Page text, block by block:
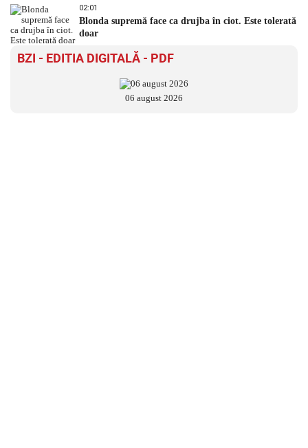
02:01
Blonda supremă face ca drujba în ciot. Este tolerată
doar
BZI - EDITIA DIGITALĂ - PDF
06 august 2026